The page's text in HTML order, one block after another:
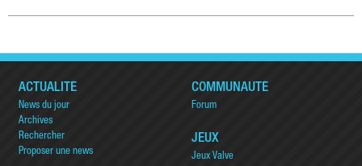
ACTUALITÉ
News du jour
Archives
Rechercher
Proposer une news
COMMUNAUTÉ
Forum
JEUX
Jeux Valve